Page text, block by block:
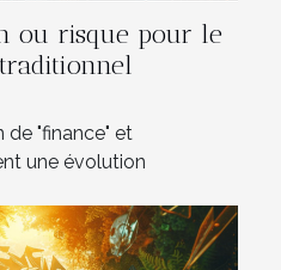
ou risque pour le
"finance" et
une évolution